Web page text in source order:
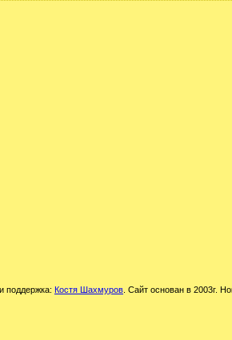
поддержка: Костя Шахмуров . Сайт основан в 2003г.